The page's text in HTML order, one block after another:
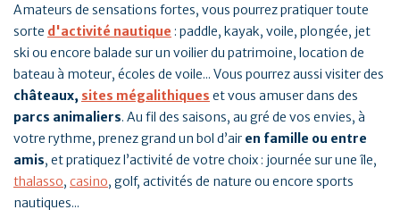
Amateurs de sensations fortes, vous pourrez pratiquer toute
sorte d'activité nautique : paddle, kayak, voile, plongée, jet
ski ou encore balade sur un voilier du patrimoine, location de
bateau à moteur, écoles de voile... Vous pourrez aussi visiter des
châteaux, sites mégalithiques et vous amuser dans des
parcs animaliers. Au fil des saisons, au gré de vos envies, à
votre rythme, prenez grand un bol d’air en famille ou entre
amis, et pratiquez l’activité de votre choix : journée sur une île,
thalasso, casino, golf, activités de nature ou encore sports
nautiques...